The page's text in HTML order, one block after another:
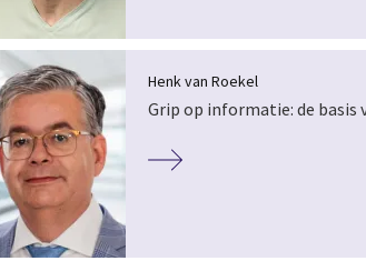
Henk van Roekel
Grip op informatie: de basis